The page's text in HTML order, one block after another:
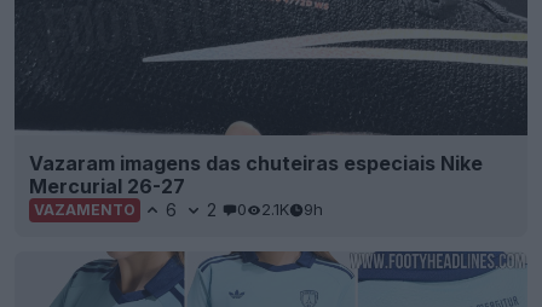
Vazaram imagens das chuteiras especiais Nike
Mercurial 26-27
VAZAMENTO 6 2 0 2.1K 9h